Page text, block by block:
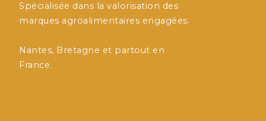
Spécialisée dans la valorisation des
marques agroalimentaires engagées.
Nantes, Bretagne et partout en
France.